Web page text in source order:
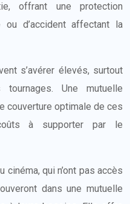
offrant une protection
d’accident affectant la
s’avérer élevés, surtout
Une mutuelle
couverture optimale de ces
à supporter par le
qui n’ont pas accès
dans une mutuelle